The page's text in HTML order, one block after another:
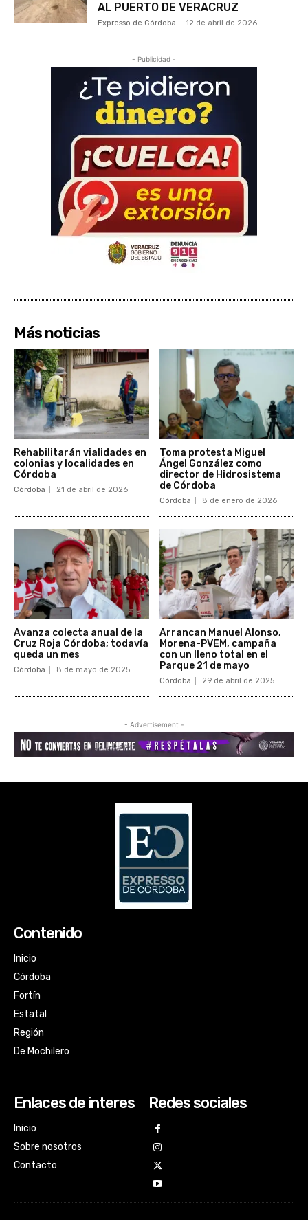
Contenido
Inicio
Córdoba
Fortín
Estatal
Región
De Mochilero
Enlaces de interes
Inicio
Sobre nosotros
Contacto
Redes sociales